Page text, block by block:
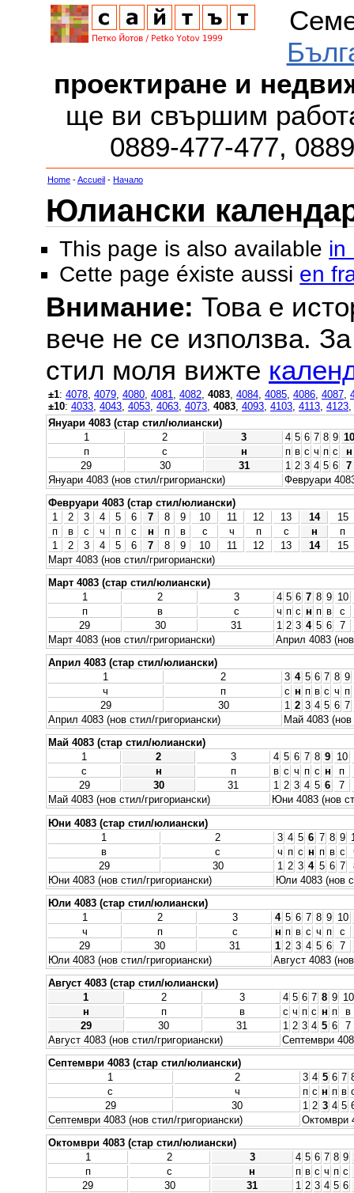
проектиране и
ще ви свършим
0889-477-477,
Home -Accueil - Начало
Юлиански
This page is also available in
Cette page éxiste aussi en
Внимание: Това е
вече не се използва.
стил моля вижте
±1: 4078 4079 4080 4081 4082 4083 4084 4085 4086 4087
±10: 4033 4043 4053 4063 4073 4083 4093 4103 4113 4123
Януари 4083 (стар стил/юлиански)
1
2 3 4 5 6 7 8 9 10
п
с н п в с ч п с
н
29
30 31 1 2 3 4 5 6
7
Януари 4083 (нов стил/григориански)
Февруари
Февруари 4083 (стар стил/юлиански)
1
2 3 4 5 6 7 8 9 10 11 12 13 14
15
п
в с ч п с н п в с ч п с н
п
1
2 3 4 5 6 7 8 9 10 11 12 13 14
15
Март 4083 (нов стил/григориански)
Март 4083 (стар стил/юлиански)
1
2 3 4 5 6 7 8 9 10
п
в с ч п с н п в
с
29
30 31 1 2 3 4 5 6
7
Март 4083 (нов стил/григориански)
Април 4083
Април 4083 (стар стил/юлиански)
1
2 3 4 5 6 7 8 9
ч
п с н п в с ч п
29
30 1 2 3 4 5 6 7
Април 4083 (нов стил/григориански)
Май 4083 (нов
Май 4083 (стар стил/юлиански)
1
2 3 4 5 6 7 8 9 10
с
н п в с ч п с н
п
29
30 31 1 2 3 4 5 6
7
Май 4083 (нов стил/григориански)
Юни 4083 (нов
Юни 4083 (стар стил/юлиански)
1
2 3 4 5 6 7 8 9
в
с ч п с н п в с
29
30 1 2 3 4 5 6 7
Юни 4083 (нов стил/григориански)
Юли 4083 (нов
Юли 4083 (стар стил/юлиански)
1
2 3 4 5 6 7 8 9 10
ч
п с н п в с ч п
с
29
30 31 1 2 3 4 5 6
7
Юли 4083 (нов стил/григориански)
Август 4083
Август 4083 (стар стил/юлиански)
1
2 3 4 5 6 7 8 9 10
н
п в с ч п с н п
в
29
30 31 1 2 3 4 5 6
7
Август 4083 (нов стил/григориански)
Септември
Септември 4083 (стар стил/юлиански)
1
2 3 4 5 6 7
с
ч п с н п в
29
30 1 2 3 4 5
Септември 4083 (нов стил/григориански)
Октомври
Октомври 4083 (стар стил/юлиански)
1
2 3 4 5 6 7 8 9
п
с н п в с ч п с
29
30 31 1 2 3 4 5 6